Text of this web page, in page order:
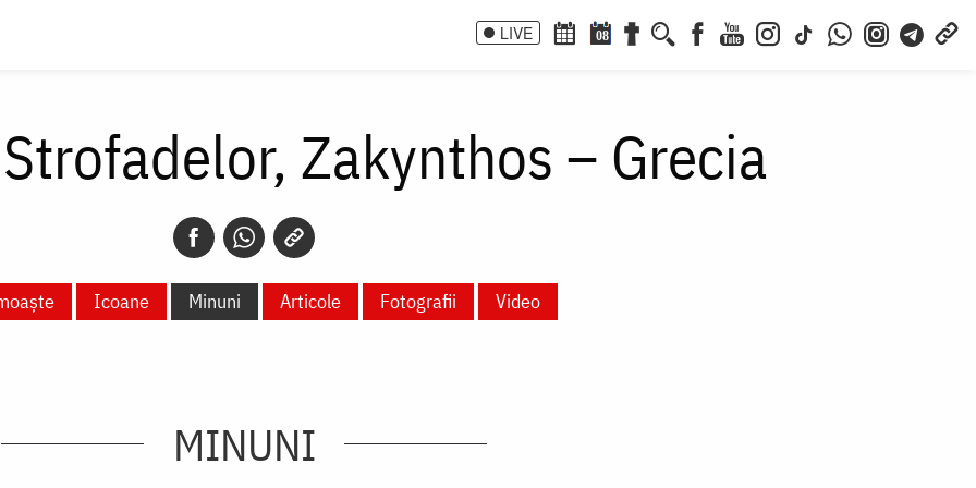
LIVE 08
Zakynthos – Grecia
Icoane Minuni Articole Fotografii Video
MINUNI